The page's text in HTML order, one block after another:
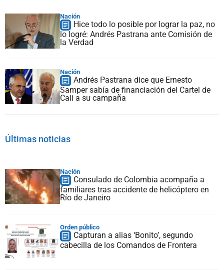
Nación
Hice todo lo posible por lograr la paz, no
lo logré: Andrés Pastrana ante Comisión de
la Verdad
Nación
Andrés Pastrana dice que Ernesto
Samper sabía de financiación del Cartel de
Cali a su campaña
Últimas noticias
Nación
Consulado de Colombia acompaña a
familiares tras accidente de helicóptero en
Río de Janeiro
Orden público
Capturan a alias ‘Bonito’, segundo
cabecilla de los Comandos de Frontera